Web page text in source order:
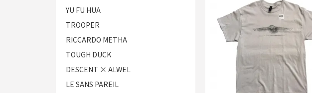
YU FU HUA
TROOPER
RICCARDO METHA
TOUGH DUCK
DESCENT × ALWEL
LE SANS PAREIL